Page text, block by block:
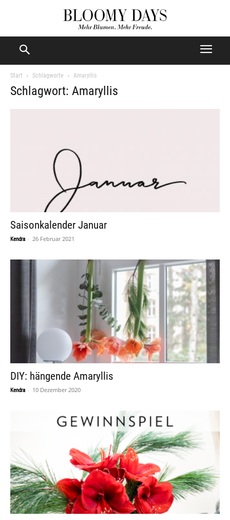
Start Schlagworte Amaryllis
Schlagwort: Amaryllis
Saisonkalender Januar
Kendra - 26 Februar 2021
DIY: hängende Amaryllis
Kendra - 10 Dezember 2020